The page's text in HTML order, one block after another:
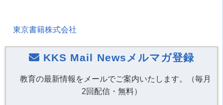
東京書籍株式会社
KKS Mail Newsメルマガ登録
教育の最新情報をメールでご案内いたします。（毎月
2回配信・無料）